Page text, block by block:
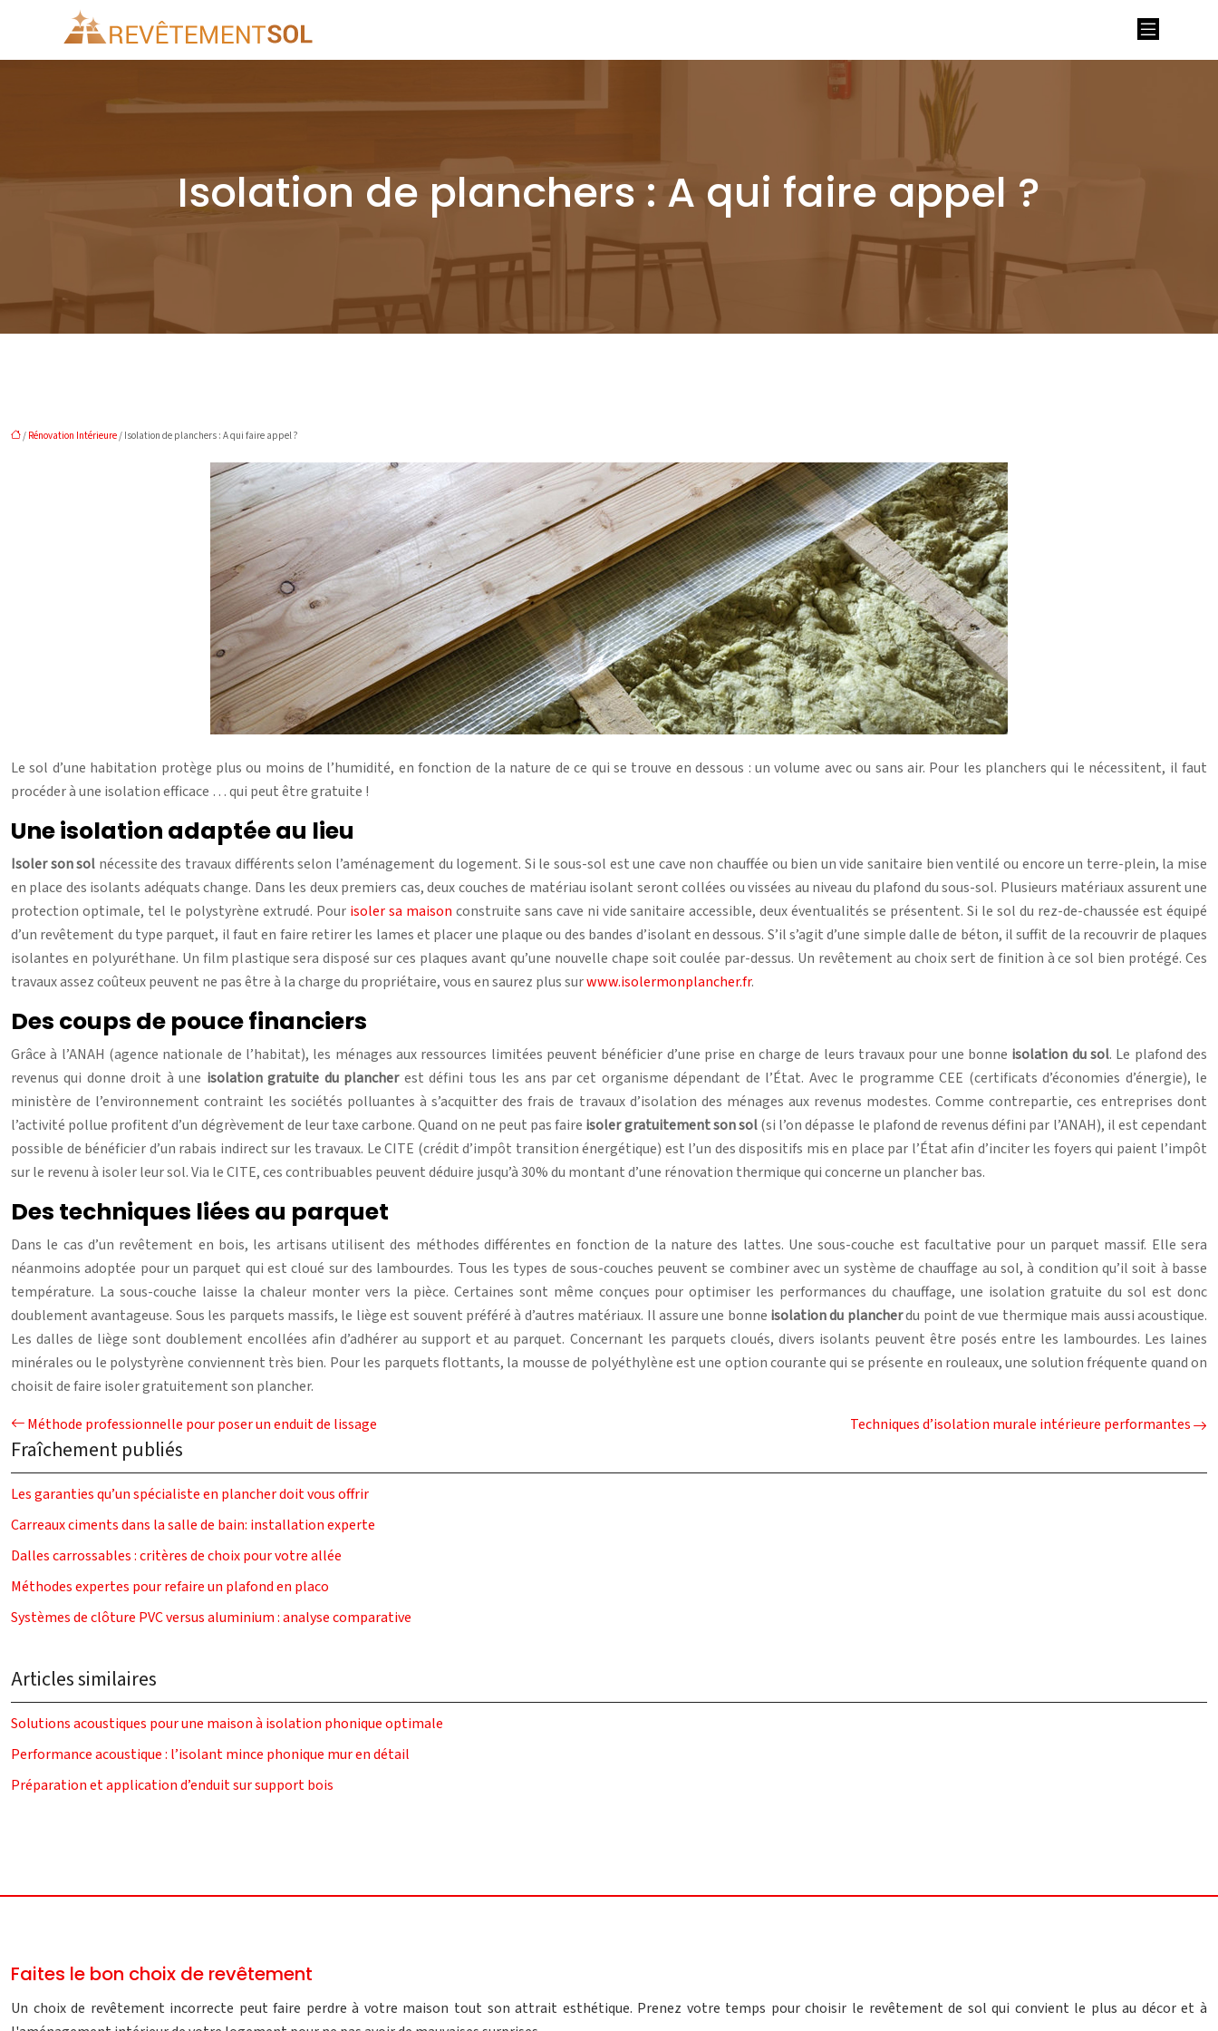
Isolation de planchers : A qui faire appel ?
/ Rénovation Intérieure/ Isolation de planchers : A qui faire appel ?
Le sol d’une habitation protège plus ou moins de l’humidité, en fonction de la nature de ce qui se trouve en dessous : un volume avec ou sans air. Pour les planchers qui le nécessitent, il faut
procéder à une isolation efficace … qui peut être gratuite !
Une isolation adaptée au lieu
Isoler son sol nécessite des travaux différents selon l’aménagement du logement. Si le sous-sol est une cave non chauffée ou bien un vide sanitaire bien ventilé ou encore un terre-plein, la mise
en place des isolants adéquats change. Dans les deux premiers cas, deux couches de matériau isolant seront collées ou vissées au niveau du plafond du sous-sol. Plusieurs matériaux assurent une
protection optimale, tel le polystyrène extrudé. Pour isoler sa maison construite sans cave ni vide sanitaire accessible, deux éventualités se présentent. Si le sol du rez-de-chaussée est équipé
d’un revêtement du type parquet, il faut en faire retirer les lames et placer une plaque ou des bandes d’isolant en dessous. S’il s’agit d’une simple dalle de béton, il suffit de la recouvrir de plaques
isolantes en polyuréthane. Un film plastique sera disposé sur ces plaques avant qu’une nouvelle chape soit coulée par-dessus. Un revêtement au choix sert de finition à ce sol bien protégé. Ces
travaux assez coûteux peuvent ne pas être à la charge du propriétaire, vous en saurez plus surwww.isolermonplancher.fr.
Des coups de pouce financiers
Grâce à l’ANAH (agence nationale de l’habitat), les ménages aux ressources limitées peuvent bénéficier d’une prise en charge de leurs travaux pour une bonne isolation du sol. Le plafond des
revenus qui donne droit à une isolation gratuite du plancherest défini tous les ans par cet organisme dépendant de l’État. Avec le programme CEE (certificats d’économies d’énergie), le
ministère de l’environnement contraint les sociétés polluantes à s’acquitter des frais de travaux d’isolation des ménages aux revenus modestes. Comme contrepartie, ces entreprises dont
l’activité pollue profitent d’un dégrèvement de leur taxe carbone. Quand on ne peut pas faire isoler gratuitement son sol(si l’on dépasse le plafond de revenus défini par l’ANAH), il est cependant
possible de bénéficier d’un rabais indirect sur les travaux. Le CITE (crédit d’impôt transition énergétique) est l’un des dispositifs mis en place par l’État afin d’inciter les foyers qui paient l’impôt
sur le revenu à isoler leur sol. Via le CITE, ces contribuables peuvent déduire jusqu’à 30% du montant d’une rénovation thermique qui concerne un plancher bas.
Des techniques liées au parquet
Dans le cas d’un revêtement en bois, les artisans utilisent des méthodes différentes en fonction de la nature des lattes. Une sous-couche est facultative pour un parquet massif. Elle sera
néanmoins adoptée pour un parquet qui est cloué sur des lambourdes. Tous les types de sous-couches peuvent se combiner avec un système de chauffage au sol, à condition qu’il soit à basse
température. La sous-couche laisse la chaleur monter vers la pièce. Certaines sont même conçues pour optimiser les performances du chauffage, une isolation gratuite du sol est donc
doublement avantageuse. Sous les parquets massifs, le liège est souvent préféré à d’autres matériaux. Il assure une bonne isolation du plancherdu point de vue thermique mais aussi acoustique.
Les dalles de liège sont doublement encollées afin d’adhérer au support et au parquet. Concernant les parquets cloués, divers isolants peuvent être posés entre les lambourdes. Les laines
minérales ou le polystyrène conviennent très bien. Pour les parquets flottants, la mousse de polyéthylène est une option courante qui se présente en rouleaux, une solution fréquente quand on
choisit de faire isoler gratuitement son plancher.
Méthode professionnelle pour poser un enduit de lissage
Techniques d’isolation murale intérieure performantes
Fraîchement publiés
Les garanties qu’un spécialiste en plancher doit vous offrir
Carreaux ciments dans la salle de bain: installation experte
Dalles carrossables : critères de choix pour votre allée
Méthodes expertes pour refaire un plafond en placo
Systèmes de clôture PVC versus aluminium : analyse comparative
Articles similaires
Solutions acoustiques pour une maison à isolation phonique optimale
Performance acoustique : l’isolant mince phonique mur en détail
Préparation et application d’enduit sur support bois
Faites le bon choix de revêtement
Un choix de revêtement incorrecte peut faire perdre à votre maison tout son attrait esthétique. Prenez votre temps pour choisir le revêtement de sol qui convient le plus au décor et à